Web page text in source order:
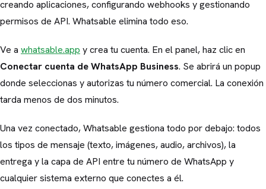
creando aplicaciones, configurando webhooks y gestionando
permisos de API. Whatsable elimina todo eso.
Ve a whatsable.app y crea tu cuenta. En el panel, haz clic en
Conectar cuenta de WhatsApp Business. Se abrirá un popup
donde seleccionas y autorizas tu número comercial. La conexión
tarda menos de dos minutos.
Una vez conectado, Whatsable gestiona todo por debajo: todos
los tipos de mensaje (texto, imágenes, audio, archivos), la
entrega y la capa de API entre tu número de WhatsApp y
cualquier sistema externo que conectes a él.